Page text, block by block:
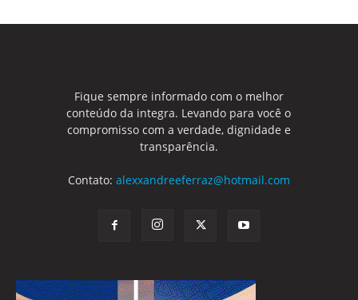
Fique sempre informado com o melhor
conteúdo da integra. Levando para você o
compromisso com a verdade, dignidade e
transparência.
Contato: alexxandreeferraz@hotmail.com